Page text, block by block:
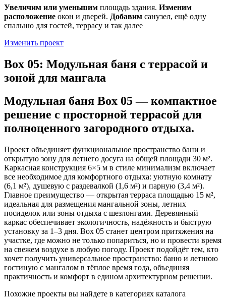
Увеличим или уменьшим площадь здания. Изменим
расположение окон и дверей. Добавим санузел, ещё одну
спальню для гостей, террасу и так далее
Изменить проект
Box 05: Модульная баня с террасой и
зоной для мангала
Модульная баня Box 05 — компактное
решение с просторной террасой для
полноценного загородного отдыха.
Проект объединяет функциональное пространство бани и
открытую зону для летнего досуга на общей площади 30 м².
Каркасная конструкция 6×5 м в стиле минимализм включает
все необходимое для комфортного отдыха: уютную комнату
(6,1 м²), душевую с раздевалкой (1,6 м²) и парную (3,4 м²).
Главное преимущество — открытая терраса площадью 15 м²,
идеальная для размещения мангальной зоны, летних
посиделок или зоны отдыха с шезлонгами. Деревянный
каркас обеспечивает экологичность, надёжность и быструю
установку за 1–3 дня. Box 05 станет центром притяжения на
участке, где можно не только попариться, но и провести время
на свежем воздухе в любую погоду. Проект подойдёт тем, кто
хочет получить универсальное пространство: баню и летнюю
гостиную с мангалом в тёплое время года, объединяя
практичность и комфорт в едином архитектурном решении.
Похожие проекты вы найдете в категориях каталога